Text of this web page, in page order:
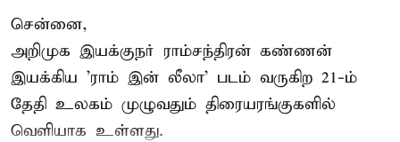
சென்னை,
அறிமுக இயக்குநர் ராம்சந்திரன் கண்ணன்
இயக்கிய 'ராம் இன் லீலா' படம் வருகிற 21-ம்
தேதி உலகம் முழுவதும் திரையரங்குகளில்
வெளியாக உள்ளது.